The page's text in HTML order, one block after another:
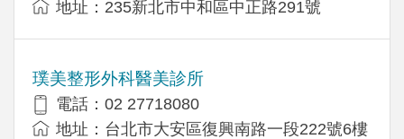
地址：​235新北市中和區中正路291號
璞美整形外科醫美診所
電話：02 27718080
地址：台北市大安區復興南路一段222號6樓